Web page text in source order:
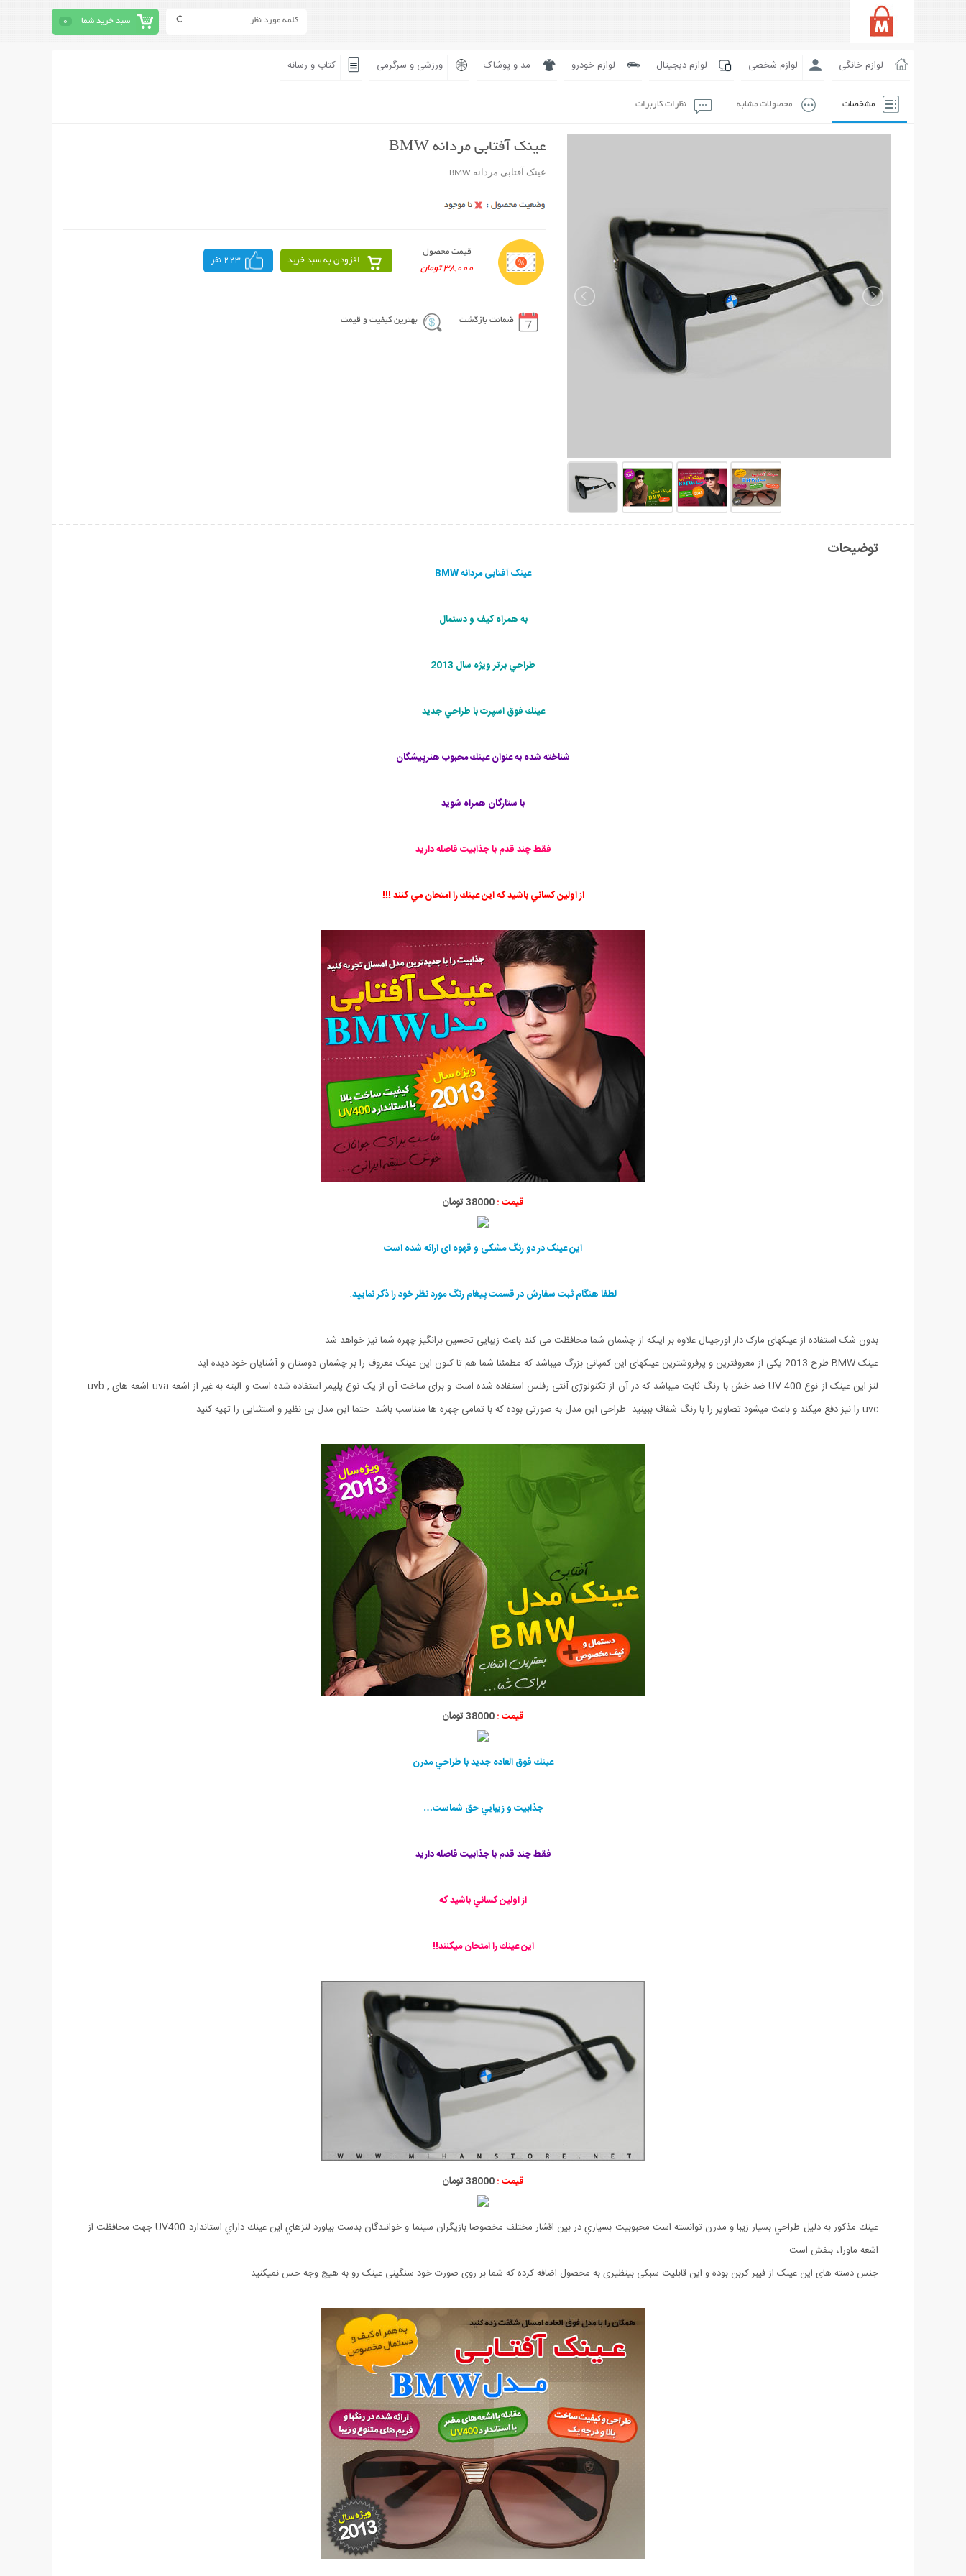
سبد خرید شما 0
لوازم خانگی لوازم شخصی لوازم دیجیتال لوازم خودرو مد و پوشاک ورزشی و سرگرمی کتاب و رسانه
مشخصات محصولات مشابه نظرات کاربرات
عینک آفتابی مردانه BMW
عینک آفتابی مردانه BMW
قیمت محصول
38,000 تومان
افزودن به سبد خرید 223 نفر
ضمانت بازگشت بهترین کیفیت و قیمت
توضیحات
عینک آفتابی مردانه BMW
به همراه کیف و دستمال
طراحي برتر ويژه سال 2013
عينك فوق اسپرت با طراحي جديد
شناخته شده به عنوان عينك محبوب هنرپيشگان
با ستارگان همراه شويد
فقط چند قدم با جذابيت فاصله داريد
از اولين كساني باشيد كه اين عينك را امتحان مي كنند !!!
قیمت :38000 تومان
این عینک در دو رنگ مشکی و قهوه ای ارائه شده است
لطفا هنگام ثبت سفارش در قسمت پیغام رنگ مورد نظر خود را ذکر نمایید.
بدون شک استفاده از عینکهای مارک دار اورجینال علاوه بر اینکه از چشمان شما محافظت می کند باعث زیبایی تحسین برانگیز چهره شما نیز خواهد شد.
عینک BMW طرح 2013 یکی از معروفترین و پرفروشترین عینکهای این کمپانی بزرگ میباشد که مطمئنا شما هم تا کنون این عینک معروف را بر چشمان دوستان و آشنایان خود دیده اید.
لنز این عینک از نوع UV 400 ضد خش با رنگ ثابت میباشد که در آن از تکنولوژی آنتی رفلس استفاده شده است و برای ساخت آن از یک نوع پلیمر استفاده شده است و البته به غیر از اشعه uva اشعه های uvb ,
uvc را نیز دفع میکند و باعث میشود تصاویر را با رنگ شفاف ببینید. طراحی این مدل به صورتی بوده که با تمامی چهره ها متناسب باشد. حتما این مدل بی نظیر و استثنایی را تهیه کنید ...
قیمت :38000 تومان
عينك فوق العاده جديد با طراحي مدرن
جذابيت و زيبايي حق شماست…
فقط چند قدم با جذابيت فاصله داريد
از اولين كساني باشيد كه
اين عينك را امتحان ميكنند!!
قیمت :38000 تومان
عينك مذكور به دليل طراحي بسيار زيبا و مدرن توانسته است محبوبيت بسياري در بين اقشار مختلف مخصوصا بازیگران سینما و خوانندگان بدست بياورد.لنزهاي اين عينك داراي استاندارد UV400 جهت محافظت از
اشعه ماوراء بنفش است.
جنس دسته های این عینک از فیبر کربن بوده و این قابلیت سبکی بینظیری به محصول اضافه کرده که شما بر روی صورت خود سنگینی عینک رو به هیچ وجه حس نمیکنید.